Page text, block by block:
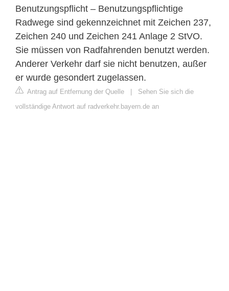
Benutzungspflicht – Benutzungspflichtige
Radwege sind gekennzeichnet mit Zeichen 237,
Zeichen 240 und Zeichen 241 Anlage 2 StVO.
Sie müssen von Radfahrenden benutzt werden.
Anderer Verkehr darf sie nicht benutzen, außer
er wurde gesondert zugelassen.
Antrag auf Entfernung der Quelle | Sehen Sie sich die
vollständige Antwort auf radverkehr.bayern.de an